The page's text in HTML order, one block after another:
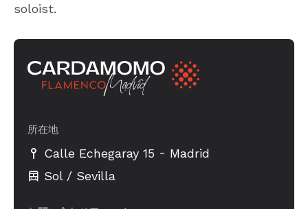
soloist.
所在地
Calle Echegaray 15 - Madrid
Sol / Sevilla